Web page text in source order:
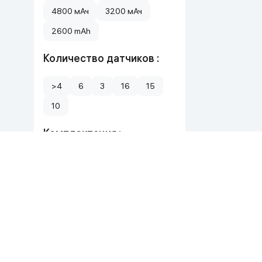
4800 мАч
3200 мАч
2600 mAh
Количество датчиков :
>4 6 3 16
15
10
Комплектация :